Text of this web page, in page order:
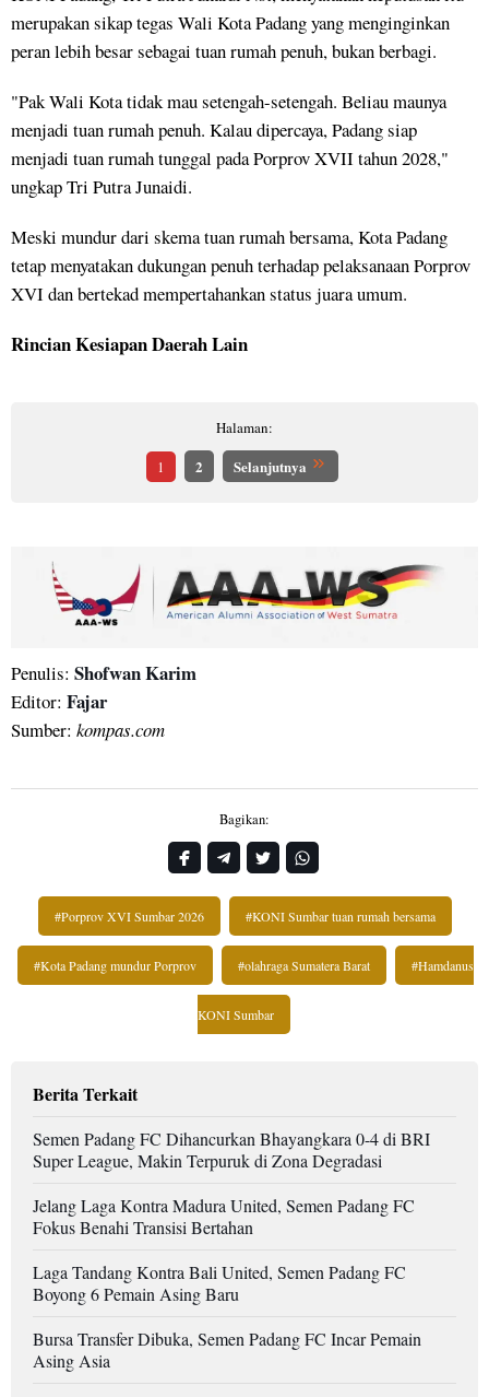
merupakan sikap tegas Wali Kota Padang yang menginginkan
peran lebih besar sebagai tuan rumah penuh, bukan berbagi.
"Pak Wali Kota tidak mau setengah-setengah. Beliau maunya
menjadi tuan rumah penuh. Kalau dipercaya, Padang siap
menjadi tuan rumah tunggal pada Porprov XVII tahun 2028,"
ungkap Tri Putra Junaidi.
Meski mundur dari skema tuan rumah bersama, Kota Padang
tetap menyatakan dukungan penuh terhadap pelaksanaan Porprov
XVI dan bertekad mempertahankan status juara umum.
Rincian Kesiapan Daerah Lain
Halaman:
1
2 Selanjutnya
Penulis: Shofwan Karim
Editor: Fajar
Sumber: kompas.com
Bagikan:
#Porprov XVI Sumbar 2026 #KONI Sumbar tuan rumah bersama
#Kota Padang mundur Porprov #olahraga Sumatera Barat #Hamdanus
KONI Sumbar
Berita Terkait
Semen Padang FC Dihancurkan Bhayangkara 0-4 di BRI
Super League, Makin Terpuruk di Zona Degradasi
Jelang Laga Kontra Madura United, Semen Padang FC
Fokus Benahi Transisi Bertahan
Laga Tandang Kontra Bali United, Semen Padang FC
Boyong 6 Pemain Asing Baru
Bursa Transfer Dibuka, Semen Padang FC Incar Pemain
Asing Asia